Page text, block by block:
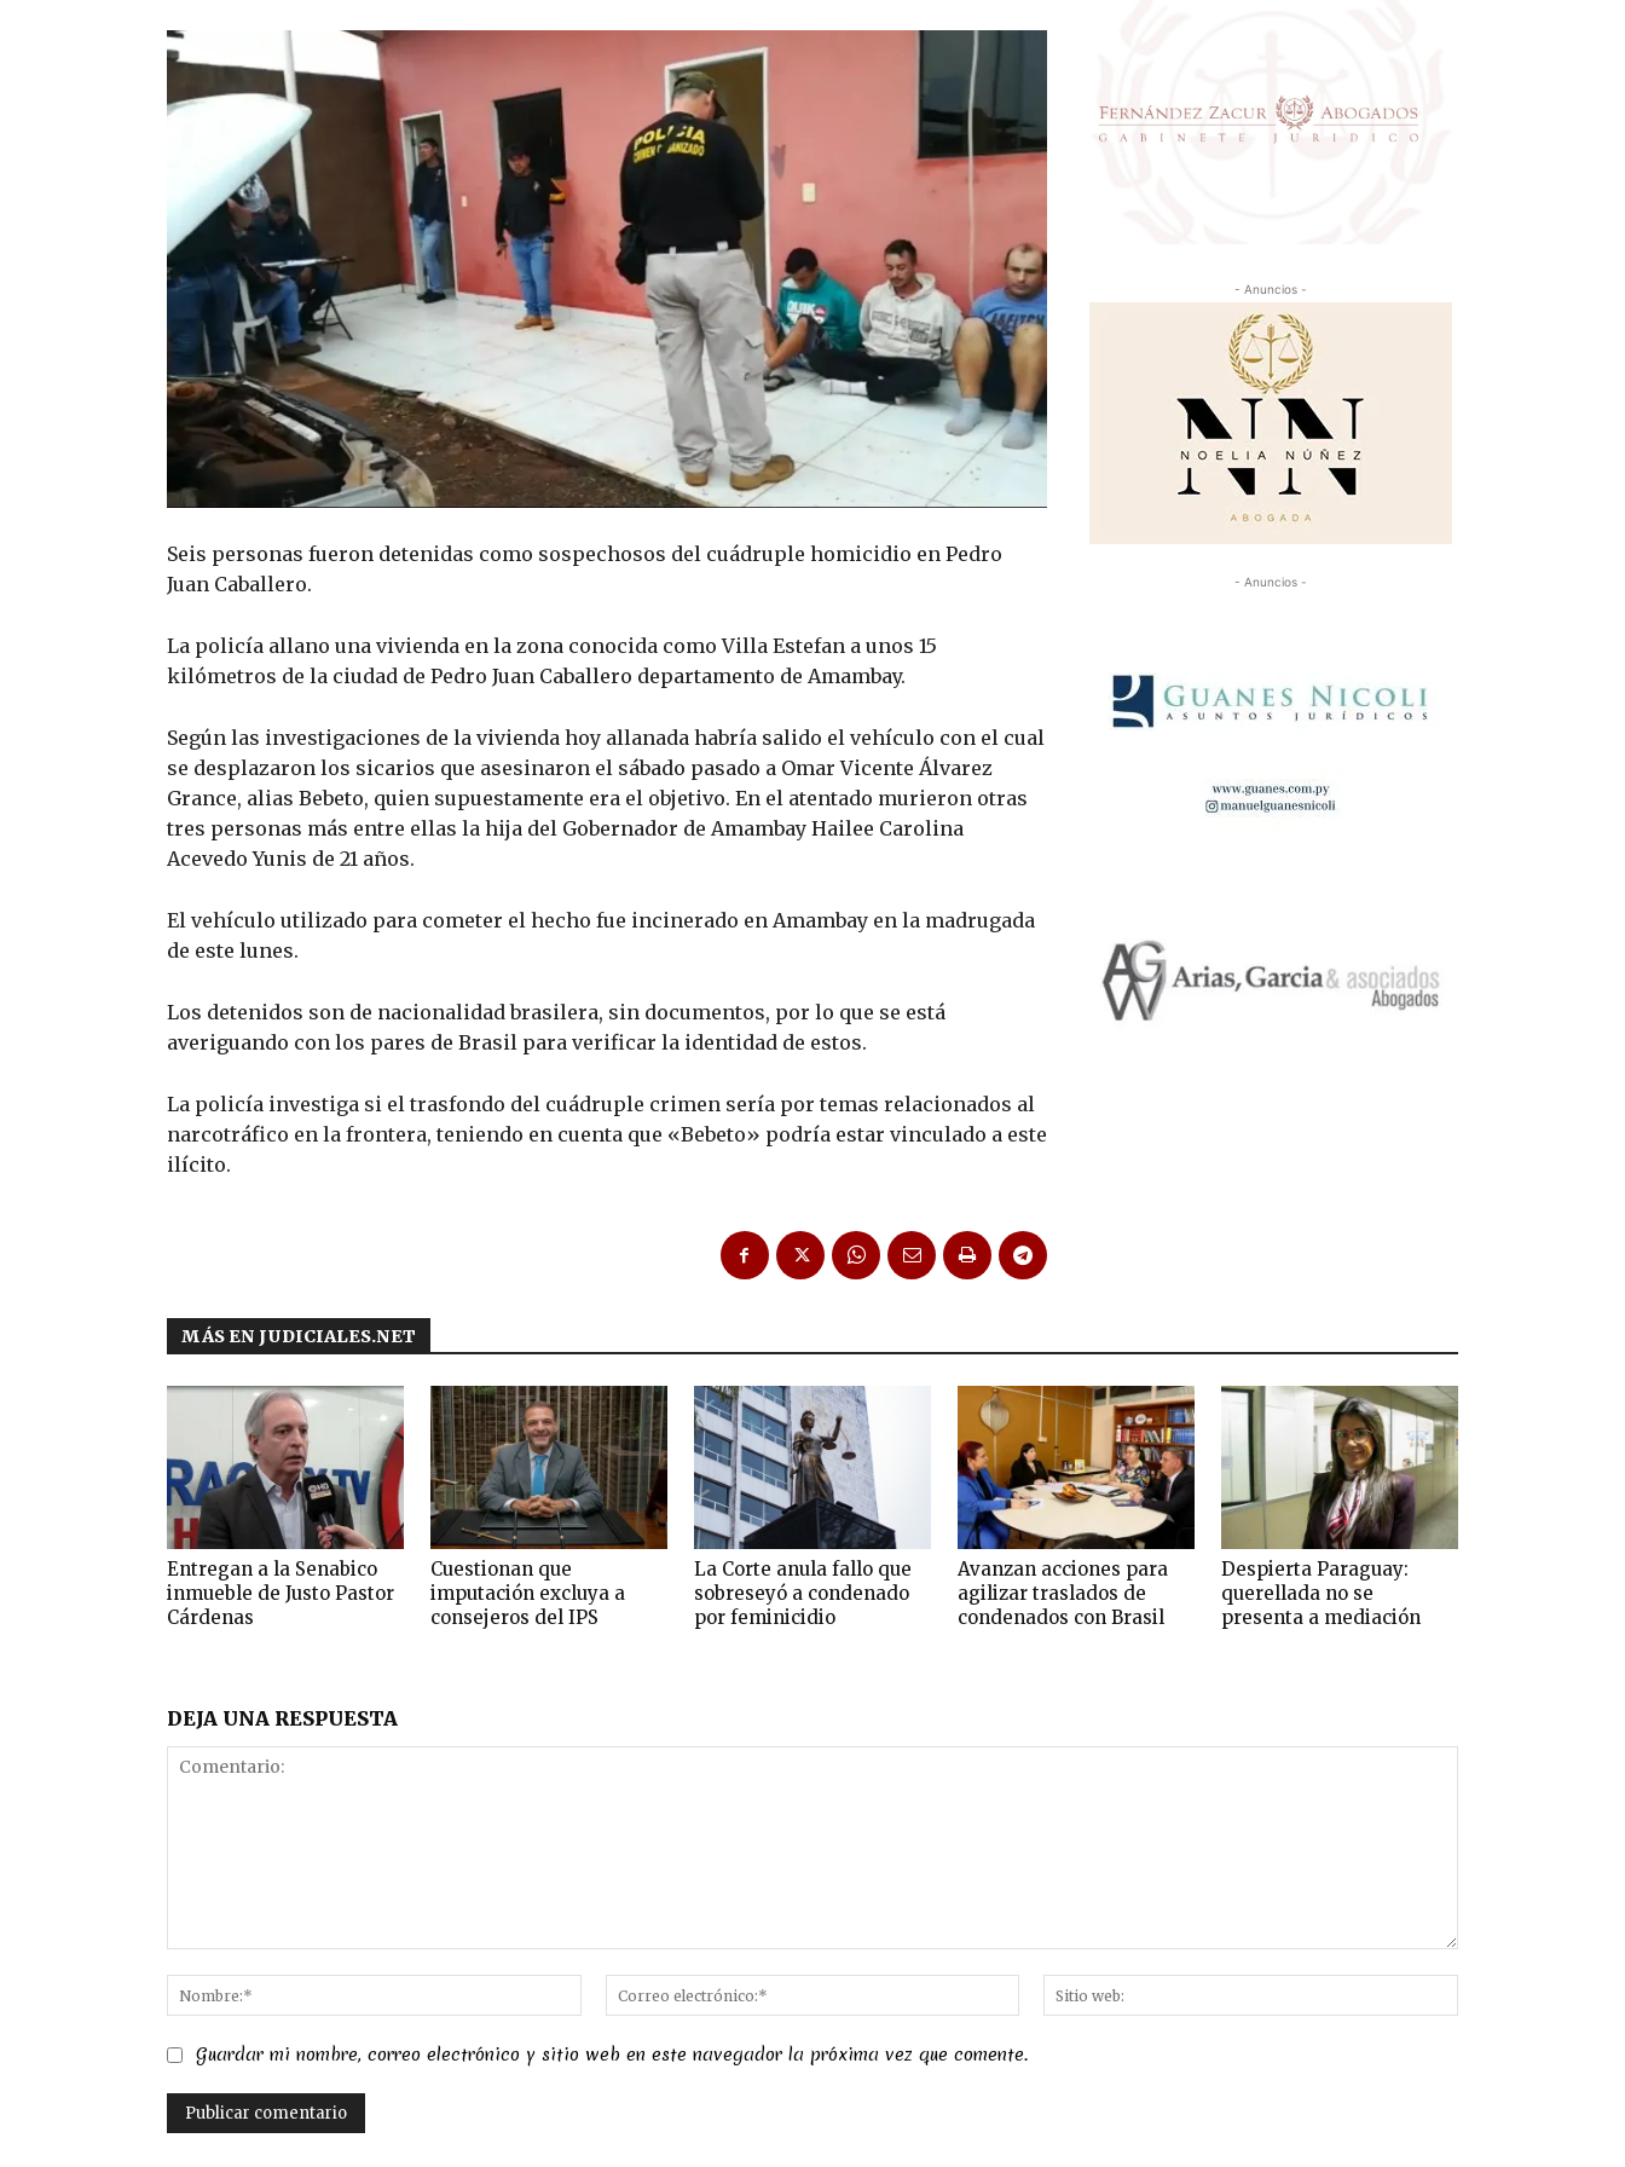
Seis personas fueron detenidas como sospechosos del cuádruple homicidio en Pedro
Juan Caballero.
La policía allano una vivienda en la zona conocida como Villa Estefan a unos 15
kilómetros de la ciudad de Pedro Juan Caballero departamento de Amambay.
Según las investigaciones de la vivienda hoy allanada habría salido el vehículo con el cual
se desplazaron los sicarios que asesinaron el sábado pasado a Omar Vicente Álvarez
Grance, alias Bebeto, quien supuestamente era el objetivo. En el atentado murieron otras
tres personas más entre ellas la hija del Gobernador de Amambay Hailee Carolina
Acevedo Yunis de 21 años.
El vehículo utilizado para cometer el hecho fue incinerado en Amambay en la madrugada
de este lunes.
Los detenidos son de nacionalidad brasilera, sin documentos, por lo que se está
averiguando con los pares de Brasil para verificar la identidad de estos.
La policía investiga si el trasfondo del cuádruple crimen sería por temas relacionados al
narcotráfico en la frontera, teniendo en cuenta que «Bebeto» podría estar vinculado a este
ilícito.
- Anuncios -
- Anuncios -
MÁS EN JUDICIALES.NET
Entregan a la Senabico
inmueble de Justo Pastor
Cárdenas
Cuestionan que
imputación excluya a
consejeros del IPS
La Corte anula fallo que
sobreseyó a condenado
por feminicidio
Avanzan acciones para
agilizar traslados de
condenados con Brasil
Despierta Paraguay:
querellada no se
presenta a mediación
DEJA UNA RESPUESTA
Nombre:*
Correo
electrónico:*
web:
Guardar mi nombre, correo electrónico y sitio web en este navegador la próxima vez que comente.